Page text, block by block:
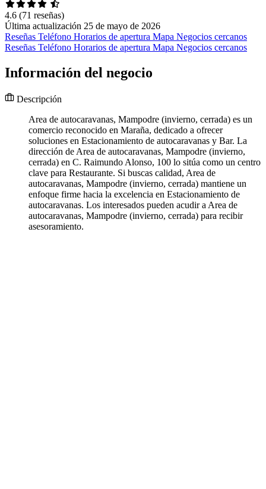
4.6 (71 reseñas)
Última actualización 25 de mayo de 2026
Reseñas Teléfono Horarios de apertura Mapa Negocios cercanos
Reseñas Teléfono Horarios de apertura Mapa Negocios cercanos
Información del negocio
Descripción
Area de autocaravanas, Mampodre (invierno, cerrada) es un
comercio reconocido en Maraña, dedicado a ofrecer
soluciones en Estacionamiento de autocaravanas y Bar. La
dirección de Area de autocaravanas, Mampodre (invierno,
cerrada) en C. Raimundo Alonso, 100 lo sitúa como un centro
clave para Restaurante. Si buscas calidad, Area de
autocaravanas, Mampodre (invierno, cerrada) mantiene un
enfoque firme hacia la excelencia en Estacionamiento de
autocaravanas. Los interesados pueden acudir a Area de
autocaravanas, Mampodre (invierno, cerrada) para recibir
asesoramiento.